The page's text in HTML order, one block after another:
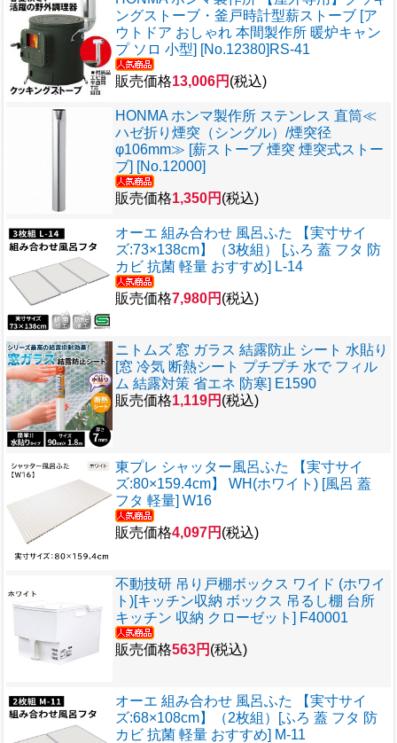
ングストーブ・釜戸時計型薪ストーブ [ア
ウトドア おしゃれ 本間製作所 暖炉キャン
プ ソロ 小型] [No.12380]RS-41
販売価格13,006円 (税込)
HONMA ホンマ製作所 ステンレス 直筒≪
ハゼ折り煙突（シングル）/煙突径
φ106mm≫ [薪ストーブ 煙突 煙突式ストー
ブ] [No.12000]
販売価格1,350円 (税込)
オーエ 組み合わせ 風呂ふた 【実寸サイ
ズ:73×138cm】（3枚組） [ふろ 蓋 フタ 防
カビ 抗菌 軽量 おすすめ] L-14
販売価格7,980円 (税込)
ニトムズ 窓 ガラス 結露防止 シート 水貼り
[窓 冷気 断熱シート プチプチ 水で フィル
ム 結露対策 省エネ 防寒] E1590
販売価格1,119円 (税込)
東プレ シャッター風呂ふた 【実寸サイ
ズ:80×159.4cm】 WH(ホワイト) [風呂 蓋
フタ 軽量] W16
販売価格4,097円 (税込)
不動技研 吊り戸棚ボックス ワイド (ホワイ
ト)[キッチン収納 ボックス 吊るし棚 台所
キッチン 収納 クローゼット] F40001
販売価格563円 (税込)
オーエ 組み合わせ 風呂ふた 【実寸サイ
ズ:68×108cm】（2枚組）[ふろ 蓋 フタ 防
カビ 抗菌 軽量 おすすめ] M-11